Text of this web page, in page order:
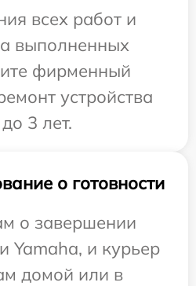
всех работ и
выполненных
фирменный
устройства
3 лет.
о готовности
о завершении
Yamaha, и курьер
домой или в